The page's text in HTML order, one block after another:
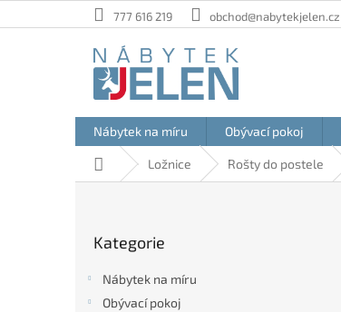
na
777 616 219 obchod@nabytekjelen.cz
Nábytek na míru Obývací pokoj
Domů Ložnice Rošty do postele
kategorie
Kategorie
Nábytek na míru
Obývací pokoj